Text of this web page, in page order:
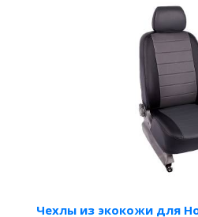
Чехлы из экокожи для